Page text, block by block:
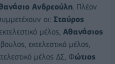
Ανδρεούλη. Πλέον
οι: Σταύρος
μέλος, Αθανάσιος
εκτελεστικό μέλος,
μέλος ΔΣ, Φώτιος